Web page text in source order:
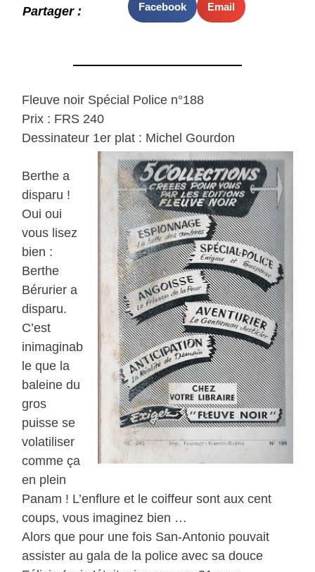
Partager : Facebook Email
Fleuve noir Spécial Police n°188
Prix : FRS 240
Dessinateur 1er plat : Michel Gourdon
Berthe a
disparu !
Oui oui
vous lisez
bien :
Berthe
Bérurier a
disparu.
C’est
inimaginab
le que la
baleine du
gros
puisse se
volatiliser
comme ça
en plein
Panam ! L’enflure et le coiffeur sont aux cent
coups, vous imaginez bien …
Alors que pour une fois San-Antonio pouvait
assister au gala de la police avec sa douce